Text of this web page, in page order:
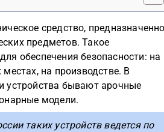
средство,
предметов. Такое
обеспечения безопасности: на
на производстве. В
устройства бывают арочные
модели.
таких устройств ведется по